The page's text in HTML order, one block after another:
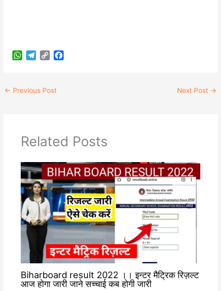
W
s
g
C
L
← Previous Post Next Post →
Related Posts
Biharboard result 2022 ।। इन्टर मैट्रिक रिज़ल्ट
आज होगा जारी जाने सच्चाई कब होगी जारी